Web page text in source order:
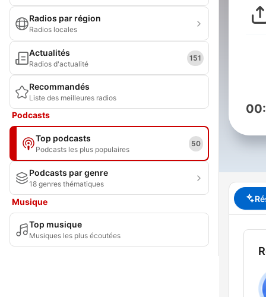
Radios par région
Radios locales
Actualités
Radios d'actualité
151
Recommandés
Liste des meilleures radios
Podcasts
Top podcasts
Podcasts les plus populaires
50
Podcasts par genre
18 genres thématiques
Musique
Top musique
Musiques les plus écoutées